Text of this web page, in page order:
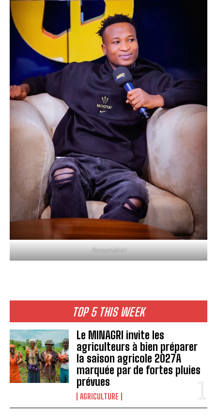
TOP 5 THIS WEEK
Le MINAGRI invite les
agriculteurs à bien préparer
la saison agricole 2027A
marquée par de fortes pluies
prévues
AGRICULTURE
Screenshot